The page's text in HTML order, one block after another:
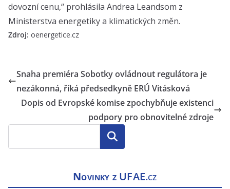
dovozní cenu,“ prohlásila Andrea Leandsom z
Ministerstva energetiky a klimatických změn.
Zdroj: oenergetice.cz
Snaha premiéra Sobotky ovládnout regulátora je
nezákonná, říká předsedkyně ERÚ Vitásková
Dopis od Evropské komise zpochybňuje existenci
podpory pro obnovitelné zdroje
Hledat
Novinky z UFAE.cz